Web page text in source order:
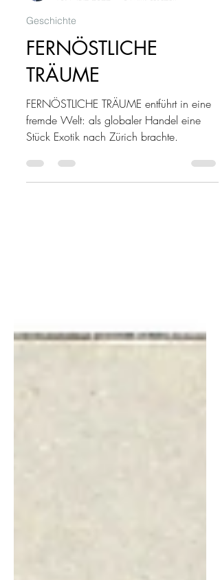
18. März 2022
Geschichte
FERNÖSTLICHE
TRÄUME
FERNÖSTLICHE TRÄUME entführt in eine
fremde Welt: als globaler Handel eine
Stück Exotik nach Zürich brachte.